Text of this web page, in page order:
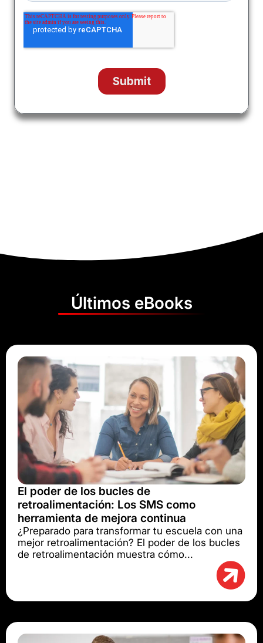
Últimos eBooks
El poder de los bucles de
retroalimentación: Los SMS como
herramienta de mejora continua
¿Preparado para transformar tu escuela con una
mejor retroalimentación? El poder de los bucles
de retroalimentación muestra cómo...